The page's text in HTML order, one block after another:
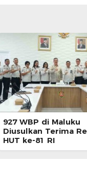
927 WBP di Maluku
Diusulkan Terima
HUT ke-81 RI